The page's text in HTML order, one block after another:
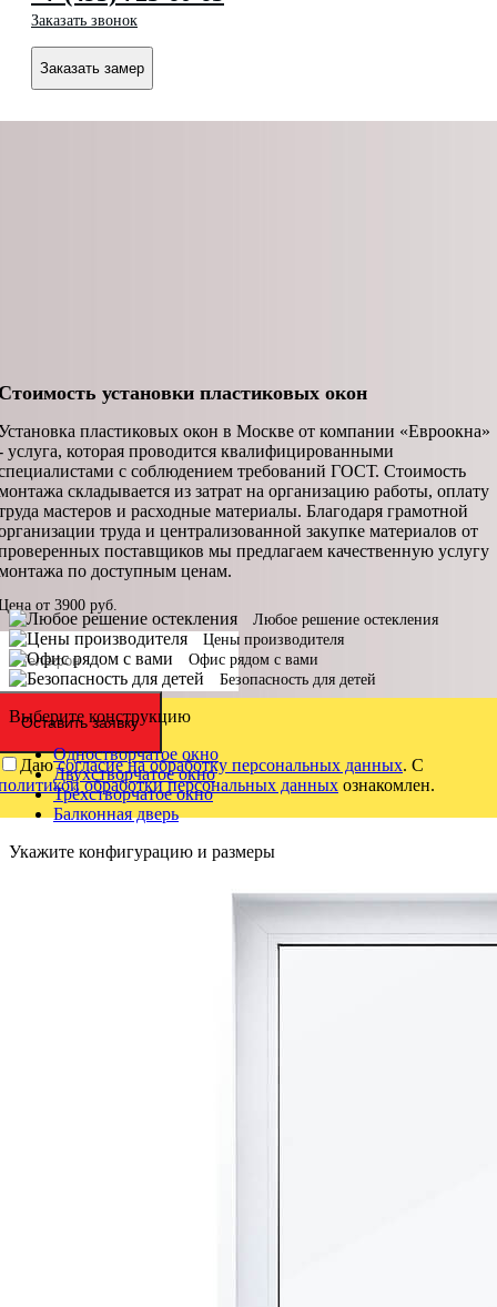
Заказать звонок
Заказать замер
установки пластиковых окон
пластиковых окон в Москве от компании «Евроокна»
услуга, которая проводится квалифицированными
с соблюдением требований ГОСТ. Стоимость
складывается из затрат на организацию работы, оплату
мастеров и расходные материалы. Благодаря грамотной
труда и централизованной закупке материалов от
поставщиков мы предлагаем качественную услугу
по доступным ценам.
от 3900 руб.
Оставить заявку
Даюсогласие на обработку персональных данных. С
обработки персональных данных ознакомлен.
Любое решение остекления
Цены производителя
Офис рядом с вами
Безопасность для детей
Выберите конструкцию
Одностворчатое окно
Двухстворчатое окно
Трёхстворчатое окно
Балконная дверь
Укажите конфигурацию и размеры